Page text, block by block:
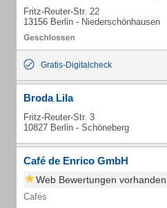
Fritz-Reuter-Str. 22
13156 Berlin - Niederschönhausen
Gratis-Digitalcheck
Broda Lila
Fritz-Reuter-Str. 3
10827 Berlin - Schöneberg
Café de Enrico GmbH
Web Bewertungen vorhanden
Cafés